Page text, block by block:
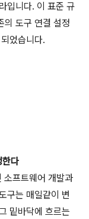
입니다. 이 표준 규
의 도구 연결 설정
었습니다.
한다
소프트웨어 개발과
구는 매일같이 변
밑바닥에 흐르는